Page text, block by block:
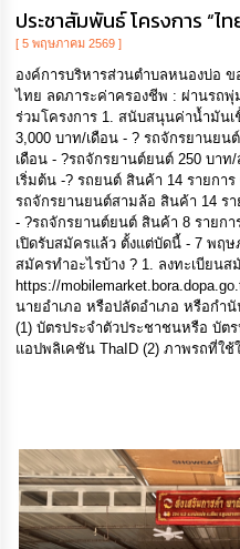
ประชาสัมพันธ์ โครงการ “ไ
[ 5 พฤษภาคม 2569 ]
องค์การบริหารส่วนตำบลหนองบ่อ
ไทย ลดภาระค่าครองชีพ : ผ่านรถพุ่
ร่วมโครงการ 1. สนับสนุนค่าน้ำมัน
3,000 บาท/เดือน - ? รถจักรยานย
เดือน - ?️รถจักรยานต์ยนต์ 250 บา
เริ่มต้น -? รถยนต์ สินค้า 14 รายกา
รถจักรยานยนต์สามล้อ สินค้า 14 ร
- ?️รถจักรยานต์ยนต์ สินค้า 8 รายก
เปิดรับสมัครแล้ว ตั้งแต่บัดนี้ - 7 พฤ
สมัครทำอะไรบ้าง ? 1. ลงทะเบียน
https://
นายอำเภอ หรือปลัดอำเภอ หรือกำ
(1) บัตรประจำตัวประชาชนหรือ บัต
แอปพลิเคชัน ThaID (2) ภาพรถที่ใ